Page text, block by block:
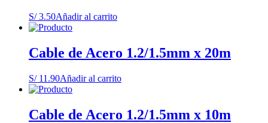
S/3.50Añadir al carrito
Cable de Acero 1.2/1.5mm x 20m
S/11.90Añadir al carrito
Cable de Acero 1.2/1.5mm x 10m